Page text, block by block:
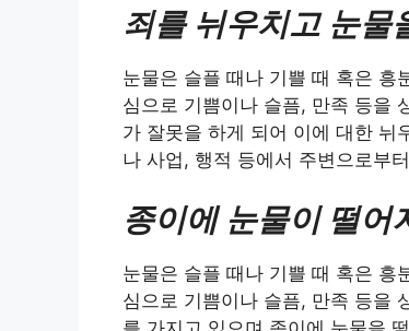
죄를 뉘우치고 눈물
눈물은 슬플 때나 기쁠 때 혹은 흥
심으로 기쁨이나 슬픔, 만족 등을
가 잘못을 하게 되어 이에 대한 뉘
나 사업, 행적 등에서 주변으로부
종이에 눈물이 떨어
눈물은 슬플 때나 기쁠 때 혹은 흥
심으로 기쁨이나 슬픔, 만족 등을